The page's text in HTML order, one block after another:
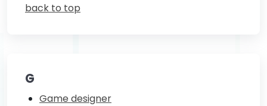
back to top
G
Game designer